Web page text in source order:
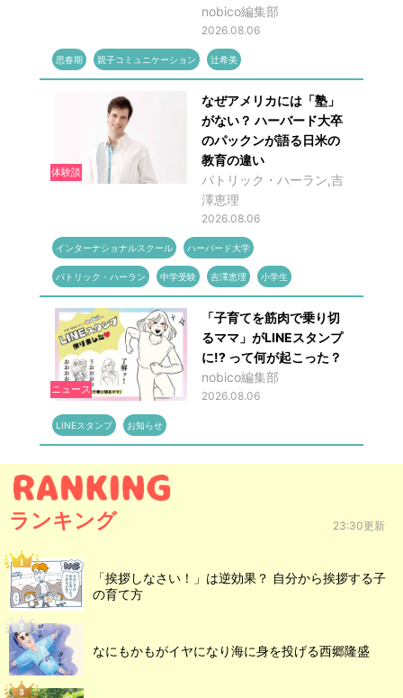
nobico編集部
2026.08.06
思春期 親子コミュニケーション 辻希美
体験談
なぜアメリカには「塾」
がない？ ハーバード大卒
のパックンが語る日米の
教育の違い
パトリック・ハーラン,吉
澤恵理
2026.08.06
インターナショナルスクール ハーバード大学
パトリック・ハーラン 中学受験 吉澤恵理 小学生
ニュース
「子育てを筋肉で乗り切
るママ」がLINEスタンプ
に!? って何が起こった？
nobico編集部
2026.08.06
LINEスタンプ お知らせ
ランキング 23:30更新
「挨拶しなさい！」は逆効果？ 自分から挨拶する子
の育て方
なにもかもがイヤになり海に身を投げる西郷隆盛